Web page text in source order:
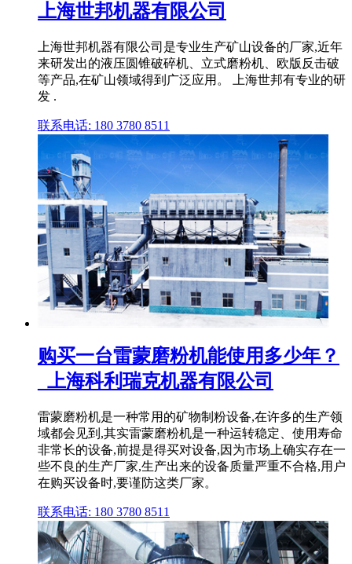
上海世邦机器有限公司
上海世邦机器有限公司是专业生产矿山设备的厂家,近年
来研发出的液压圆锥破碎机、立式磨粉机、欧版反击破
等产品,在矿山领域得到广泛应用。 上海世邦有专业的研
发 .
联系电话: 180 3780 8511
购买一台雷蒙磨粉机能使用多少年？
_上海科利瑞克机器有限公司
雷蒙磨粉机是一种常用的矿物制粉设备,在许多的生产领
域都会见到,其实雷蒙磨粉机是一种运转稳定、使用寿命
非常长的设备,前提是得买对设备,因为市场上确实存在一
些不良的生产厂家,生产出来的设备质量严重不合格,用户
在购买设备时,要谨防这类厂家。
联系电话: 180 3780 8511